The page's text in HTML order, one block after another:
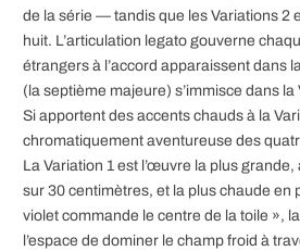
de la série — tandis que les Variations 2
huit. L’articulation legato gouverne
étrangers à l’accord apparaissent dans
(la septième majeure) s’immisce dans la
Si apportent des accents chauds à la
chromatiquement aventureuse des
La Variation 1 est l’œuvre la plus
sur 30 centimètres, et la plus chaude
violet commande le centre de la toile »,
l’espace de dominer le champ froid à